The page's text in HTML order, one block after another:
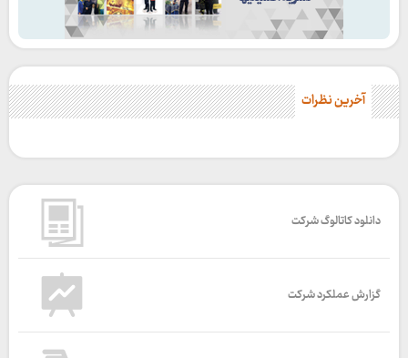
آخرین نظرات
دانلود کاتالوگ شرکت
گزارش عملکرد شرکت